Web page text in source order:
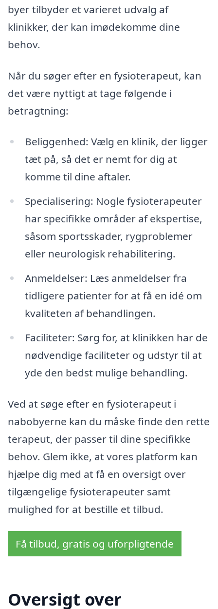
byer tilbyder et varieret udvalg af
klinikker, der kan imødekomme dine
behov.
Når du søger efter en fysioterapeut, kan
det være nyttigt at tage følgende i
betragtning:
Beliggenhed: Vælg en klinik, der ligger
tæt på, så det er nemt for dig at
komme til dine aftaler.
Specialisering: Nogle fysioterapeuter
har specifikke områder af ekspertise,
såsom sportsskader, rygproblemer
eller neurologisk rehabilitering.
Anmeldelser: Læs anmeldelser fra
tidligere patienter for at få en idé om
kvaliteten af behandlingen.
Faciliteter: Sørg for, at klinikken har de
nødvendige faciliteter og udstyr til at
yde den bedst mulige behandling.
Ved at søge efter en fysioterapeut i
nabobyerne kan du måske finde den rette
terapeut, der passer til dine specifikke
behov. Glem ikke, at vores platform kan
hjælpe dig med at få en oversigt over
tilgængelige fysioterapeuter samt
mulighed for at bestille et tilbud.
Få tilbud, gratis og uforpligtende
Oversigt over